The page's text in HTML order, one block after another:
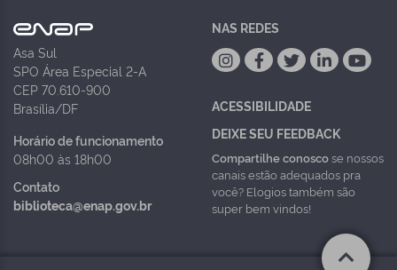
Asa Sul
SPO Área Especial 2-A
CEP 70.610-900
Brasília/DF
Horário de funcionamento
08h00 às 18h00
Contato
biblioteca@enap.gov.br
NAS REDES
ACESSIBILIDADE
DEIXE SEU FEEDBACK
Compartilhe conoscose nossos
canais estão adequados pra
você? Elogios também são
super bem vindos!